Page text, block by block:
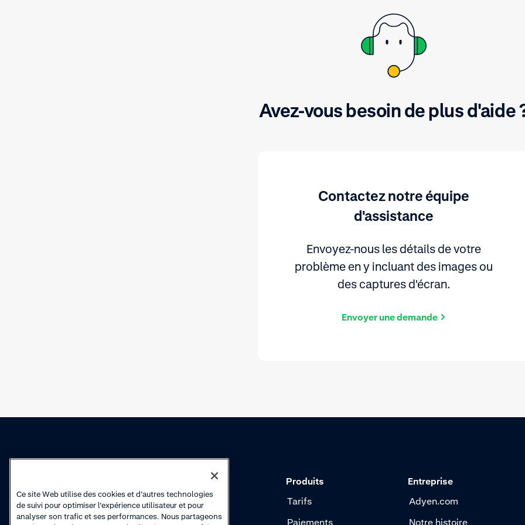
Avez-vous besoin de plus d'aide
Contactez notre équipe
d'assistance
Envoyez-nous les détails de votre
problème en y incluant des images ou
des captures d'écran.
Envoyer une demande
Collections
Actualité produits
Cours en ligne
Vidéos de
Produits
Tarifs
Paiements
Entreprise
Adyen.com
Notre histoire
Ce site Web utilise des cookies et d’autres technologies
de suivi pour optimiser l’expérience utilisateur et pour
analyser son trafic et ses performances. Nous partageons